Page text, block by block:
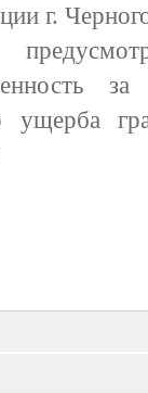
г.
ущерба